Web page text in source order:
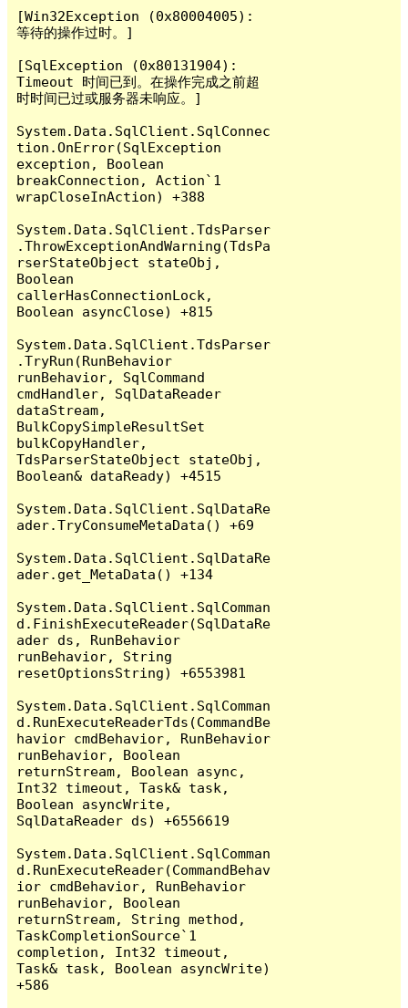
[Win32Exception (0x80004005):
等待的操作过时。]
[SqlException (0x80131904):
Timeout 时间已到。在操作完成之前超
时时间已过或服务器未响应。]
System.Data.SqlClient.SqlConnec
tion.OnError(SqlException
exception, Boolean
breakConnection, Action`1
wrapCloseInAction) +388
System.Data.SqlClient.TdsParser
.ThrowExceptionAndWarning(TdsPa
rserStateObject stateObj,
Boolean
callerHasConnectionLock,
Boolean asyncClose) +815
System.Data.SqlClient.TdsParser
.TryRun(RunBehavior
runBehavior, SqlCommand
cmdHandler, SqlDataReader
dataStream,
BulkCopySimpleResultSet
bulkCopyHandler,
TdsParserStateObject stateObj,
Boolean& dataReady) +4515
System.Data.SqlClient.SqlDataRe
ader.TryConsumeMetaData() +69
System.Data.SqlClient.SqlDataRe
ader.get_MetaData() +134
System.Data.SqlClient.SqlComman
d.FinishExecuteReader(SqlDataRe
ader ds, RunBehavior
runBehavior, String
resetOptionsString) +6553981
System.Data.SqlClient.SqlComman
d.RunExecuteReaderTds(CommandBe
havior cmdBehavior, RunBehavior
runBehavior, Boolean
returnStream, Boolean async,
Int32 timeout, Task& task,
Boolean asyncWrite,
SqlDataReader ds) +6556619
System.Data.SqlClient.SqlComman
d.RunExecuteReader(CommandBehav
ior cmdBehavior, RunBehavior
runBehavior, Boolean
returnStream, String method,
TaskCompletionSource`1
completion, Int32 timeout,
Task& task, Boolean asyncWrite)
+586